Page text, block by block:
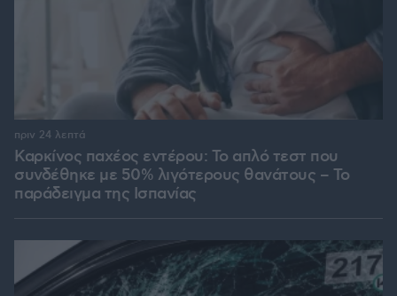
Καρκίνος παχέος εντέρου: Το απλό τεστ που
συνδέθηκε με 50% λιγότερους θανάτους – Το
παράδειγμα της Ισπανίας
πριν 24 λεπτά